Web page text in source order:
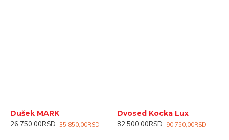
Dušek MARK
26.750,00RSD 35.850,00RSD
Dvosed Kocka Lux
82.500,00RSD 90.750,00RSD